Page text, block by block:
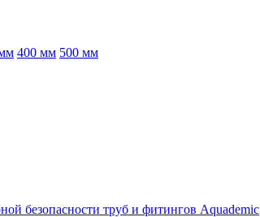
400 мм 500 мм
безопасности труб и фитингов Aquademic